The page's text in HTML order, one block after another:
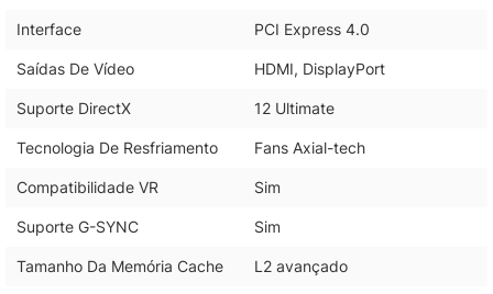
Interface PCI Express 4.0
Saídas De Vídeo HDMI, DisplayPort
Suporte DirectX 12 Ultimate
Tecnologia De Resfriamento Fans Axial-tech
Compatibilidade VR Sim
Suporte G-SYNC Sim
Tamanho Da Memória Cache L2 avançado